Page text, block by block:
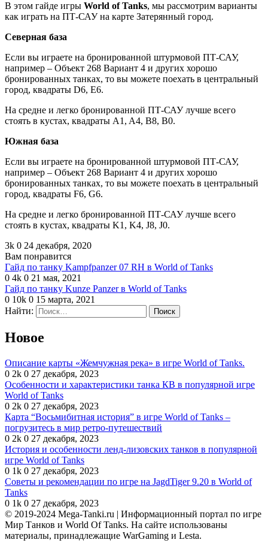
В этом гайде игры World of Tanks, мы рассмотрим варианты
как играть на ПТ-САУ на карте Затерянный город.
Северная база
Если вы играете на бронированной штурмовой ПТ-САУ,
например – Объект 268 Вариант 4 и других хорошо
бронированных танках, то вы можете поехать в центральный
город, квадраты D6, E6.
На средне и легко бронированной ПТ-САУ лучше всего
стоять в кустах, квадраты A1, A4, B8, B0.
Южная база
Если вы играете на бронированной штурмовой ПТ-САУ,
например – Объект 268 Вариант 4 и других хорошо
бронированных танках, то вы можете поехать в центральный
город, квадраты F6, G6.
На средне и легко бронированной ПТ-САУ лучше всего
стоять в кустах, квадраты K1, K4, J8, J0.
3k 0 24 декабря, 2020
Вам понравится
Гайд по танку Kampfpanzer 07 RH в World of Tanks
0 4k 0 21 мая, 2021
Гайд по танку Kunze Panzer в World of Tanks
0 10k 0 15 марта, 2021
Найти:
Новое
Описание карты «Жемчужная река» в игре World of Tanks.
0 2k 0 27 декабря, 2023
Особенности и характеристики танка КВ в популярной игре
World of Tanks
0 2k 0 27 декабря, 2023
Карта “Восьмибитная история” в игре World of Tanks –
погрузитесь в мир ретро-путешествий
0 2k 0 27 декабря, 2023
История и особенности ленд-лизовских танков в популярной
игре World of Tanks
0 1k 0 27 декабря, 2023
Советы и рекомендации по игре на JagdTiger 9.20 в World of
Tanks
0 1k 0 27 декабря, 2023
© 2019-2024 Mega-Tanki.ru | Информационный портал по игре
Мир Танков и World Of Tanks. На сайте использованы
материалы, принадлежащие WarGaming и Lesta.